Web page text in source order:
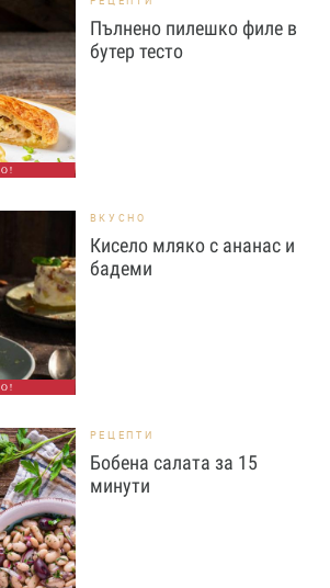
Пълнено пилешко филе в
бутер тесто
ВКУСНО
Кисело мляко с ананас и
бадеми
РЕЦЕПТИ
Бобена салата за 15
минути